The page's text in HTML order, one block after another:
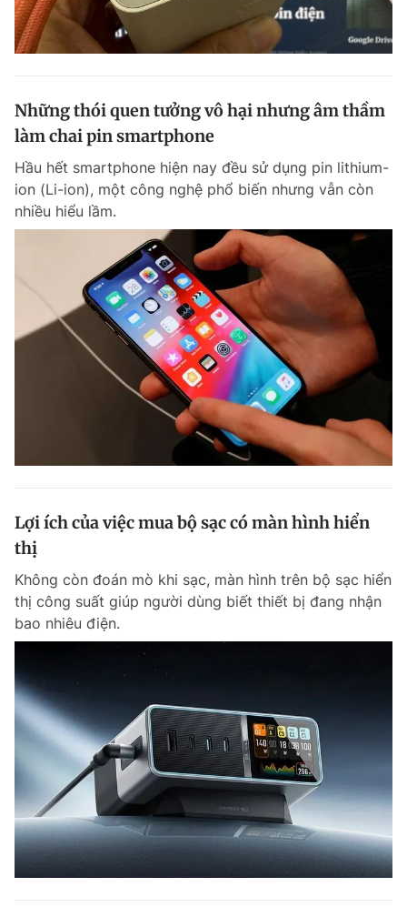
Những thói quen tưởng vô hại nhưng âm thầm
làm chai pin smartphone
Hầu hết smartphone hiện nay đều sử dụng pin lithium-
ion (Li-ion), một công nghệ phổ biến nhưng vẫn còn
nhiều hiểu lầm.
Lợi ích của việc mua bộ sạc có màn hình hiển
thị
Không còn đoán mò khi sạc, màn hình trên bộ sạc hiển
thị công suất giúp người dùng biết thiết bị đang nhận
bao nhiêu điện.